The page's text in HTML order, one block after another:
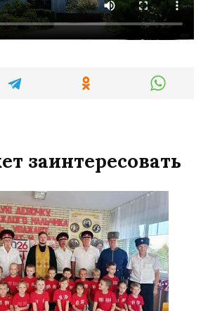
заинтересовать